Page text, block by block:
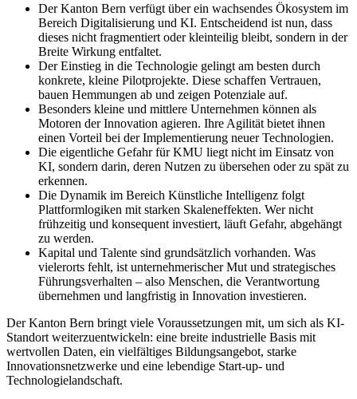
Der Kanton Bern verfügt über ein wachsendes Ökosystem im
Bereich Digitalisierung und KI. Entscheidend ist nun, dass
dieses nicht fragmentiert oder kleinteilig bleibt, sondern in der
Breite Wirkung entfaltet.
Der Einstieg in die Technologie gelingt am besten durch
konkrete, kleine Pilotprojekte. Diese schaffen Vertrauen,
bauen Hemmungen ab und zeigen Potenziale auf.
Besonders kleine und mittlere Unternehmen können als
Motoren der Innovation agieren. Ihre Agilität bietet ihnen
einen Vorteil bei der Implementierung neuer Technologien.
Die eigentliche Gefahr für KMU liegt nicht im Einsatz von
KI, sondern darin, deren Nutzen zu übersehen oder zu spät zu
erkennen.
Die Dynamik im Bereich Künstliche Intelligenz folgt
Plattformlogiken mit starken Skaleneffekten. Wer nicht
frühzeitig und konsequent investiert, läuft Gefahr, abgehängt
zu werden.
Kapital und Talente sind grundsätzlich vorhanden. Was
vielerorts fehlt, ist unternehmerischer Mut und strategisches
Führungsverhalten – also Menschen, die Verantwortung
übernehmen und langfristig in Innovation investieren.
Der Kanton Bern bringt viele Voraussetzungen mit, um sich als KI-
Standort weiterzuentwickeln: eine breite industrielle Basis mit
wertvollen Daten, ein vielfältiges Bildungsangebot, starke
Innovationsnetzwerke und eine lebendige Start-up- und
Technologielandschaft.